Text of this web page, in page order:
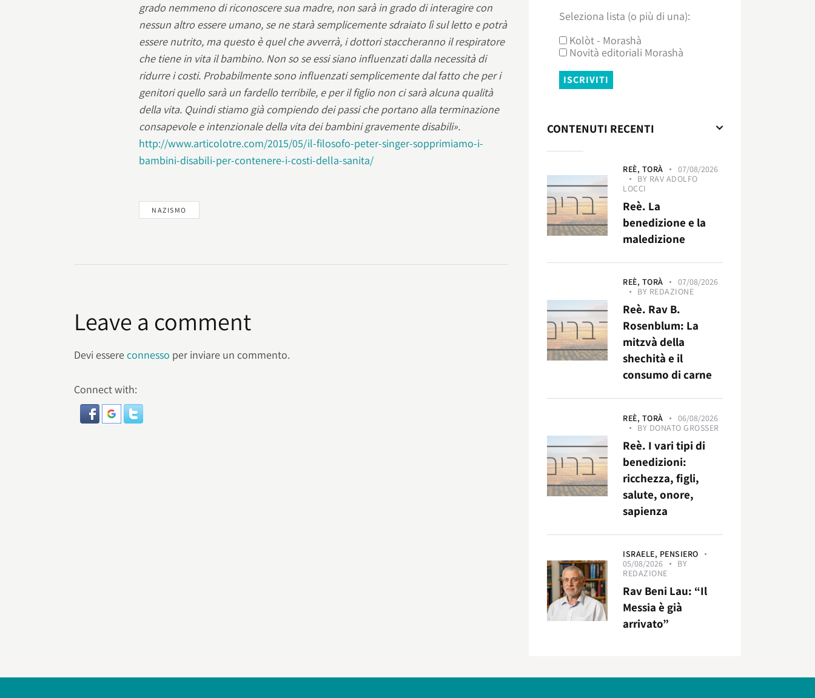
grado nemmeno di riconoscere sua madre, non sarà in grado di interagire con
nessun altro essere umano, se ne starà semplicemente sdraiato lì sul letto e potrà
essere nutrito, ma questo è quel che avverrà, i dottori staccheranno il respiratore
che tiene in vita il bambino. Non so se essi siano influenzati dalla necessità di
ridurre i costi. Probabilmente sono influenzati semplicemente dal fatto che per i
genitori quello sarà un fardello terribile, e per il figlio non ci sarà alcuna qualità
della vita. Quindi stiamo già compiendo dei passi che portano alla terminazione
consapevole e intenzionale della vita dei bambini gravemente disabili».
http://www.articolotre.com/2015/05/il-filosofo-peter-singer-sopprimiamo-i-
bambini-disabili-per-contenere-i-costi-della-sanita/
NAZISMO
Leave a comment
Devi essereconnesso per inviare un commento.
Connect with:
Seleziona lista (o più di una):
Kolòt - Morashà
Novità editoriali Morashà
CONTENUTI RECENTI
REÈ, TORÀ
07/08/2026
BY RAV ADOLFO
LOCCI
Reè. La
benedizione e la
maledizione
REÈ, TORÀ
07/08/2026
BY REDAZIONE
Reè. Rav B.
Rosenblum: La
mitzvà della
shechità e il
consumo di carne
REÈ, TORÀ
06/08/2026
BY DONATO GROSSER
Reè. I vari tipi di
benedizioni:
ricchezza, figli,
salute, onore,
sapienza
ISRAELE, PENSIERO
05/08/2026
BY
REDAZIONE
Rav Beni Lau: “Il
Messia è già
arrivato”